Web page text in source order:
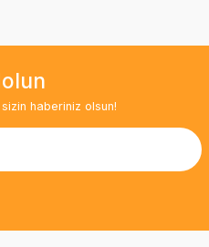
haberiniz olsun!